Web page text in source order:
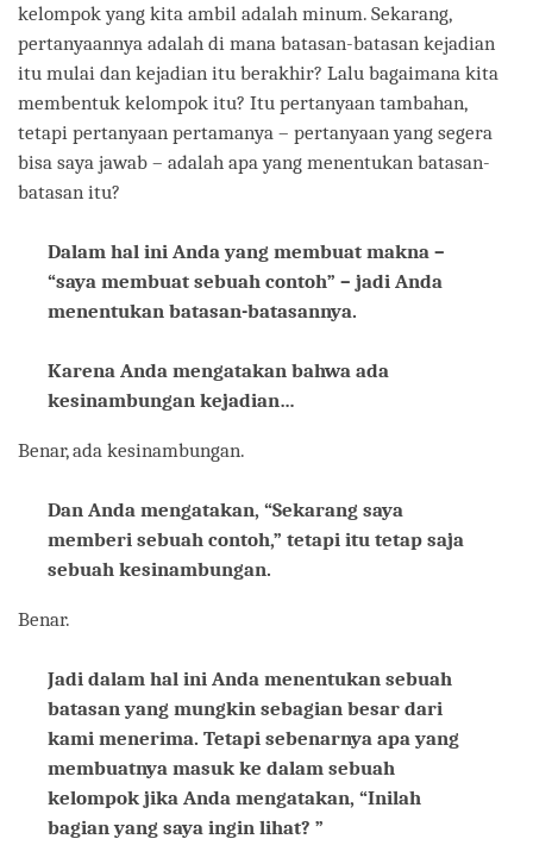
kelompok yang kita ambil adalah minum. Sekarang,
pertanyaannya adalah di mana batasan-batasan kejadian
itu mulai dan kejadian itu berakhir? Lalu bagaimana kita
membentuk kelompok itu? Itu pertanyaan tambahan,
tetapi pertanyaan pertamanya – pertanyaan yang segera
bisa saya jawab – adalah apa yang menentukan batasan-
batasan itu?
Dalam hal ini Anda yang membuat makna –
“saya membuat sebuah contoh” – jadi Anda
menentukan batasan-batasannya.
Karena Anda mengatakan bahwa ada
kesinambungan kejadian…
Benar, ada kesinambungan.
Dan Anda mengatakan, “Sekarang saya
memberi sebuah contoh,” tetapi itu tetap saja
sebuah kesinambungan.
Benar.
Jadi dalam hal ini Anda menentukan sebuah
batasan yang mungkin sebagian besar dari
kami menerima. Tetapi sebenarnya apa yang
membuatnya masuk ke dalam sebuah
kelompok jika Anda mengatakan, “Inilah
bagian yang saya ingin lihat? ”